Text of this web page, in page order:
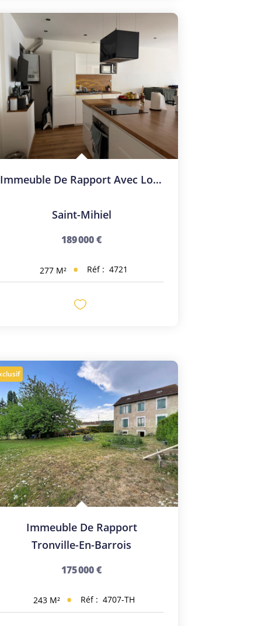
Immeuble De Rapport Avec Local Commercial Et Appartement - C
Saint-Mihiel
189 000 €
277 M² Réf : 4721
Immeuble De Rapport
Tronville-En-Barrois
175 000 €
243 M² Réf : 4707-TH